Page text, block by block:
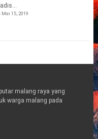
Mei 15, 2019
malang raya yang
warga malang pada